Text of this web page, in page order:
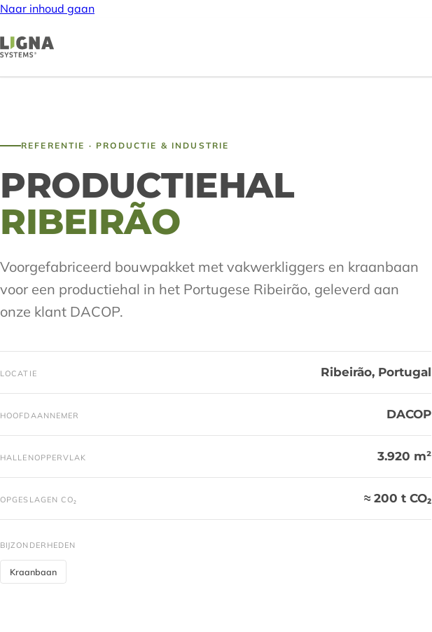
Naar inhoud gaan
REFERENTIE · PRODUCTIE & INDUSTRIE
PRODUCTIEHAL
RIBEIRÃO
Voorgefabriceerd bouwpakket met vakwerkliggers en kraanbaan
voor een productiehal in het Portugese Ribeirão, geleverd aan
onze klant DACOP.
LOCATIE Ribeirão, Portugal
HOOFDAANNEMER DACOP
HALLENOPPERVLAK 3.920 m²
OPGESLAGEN CO₂ ≈ 200 t CO₂
BIJZONDERHEDEN
Kraanbaan